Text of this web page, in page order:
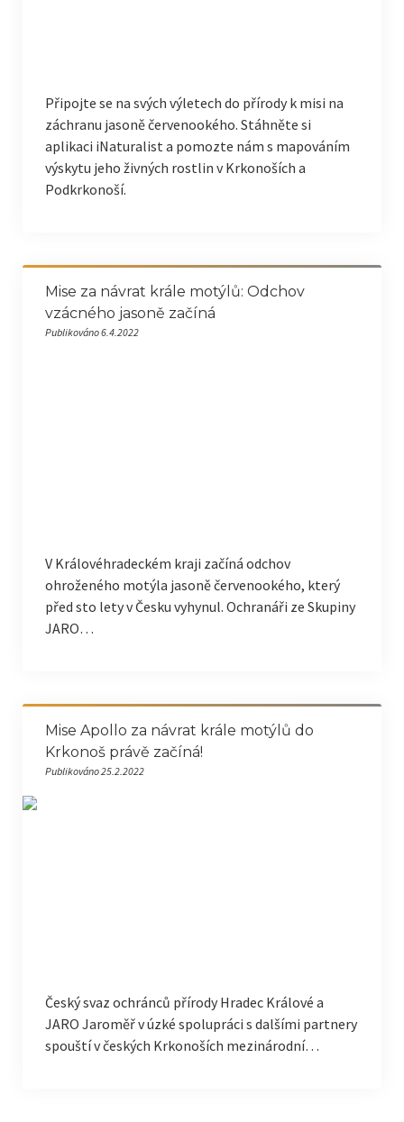
Připojte se na svých výletech do přírody k misi na
záchranu jasoně červenookého. Stáhněte si
aplikaci iNaturalist a pomozte nám s mapováním
výskytu jeho živných rostlin v Krkonoších a
Podkrkonoší.
Mise za návrat krále motýlů: Odchov
vzácného jasoně začíná
Publikováno 6.4.2022
V Královéhradeckém kraji začíná odchov
ohroženého motýla jasoně červenookého, který
před sto lety v Česku vyhynul. Ochranáři ze Skupiny
JARO…
Mise Apollo za návrat krále motýlů do
Krkonoš právě začíná!
Publikováno 25.2.2022
Český svaz ochránců přírody Hradec Králové a
JARO Jaroměř v úzké spolupráci s dalšími partnery
spouští v českých Krkonoších mezinárodní…